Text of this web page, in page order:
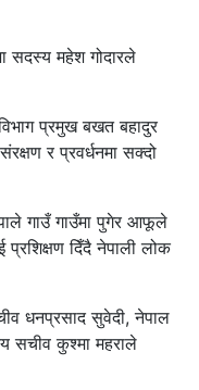
सदस्य महेश गोदारले
प्रमुख बखत बहादुर
र प्रवर्धनमा सक्दो
गाउँ गाउँमा पुगेर आफूले
प्रशिक्षण दिँदै नेपाली लोक
धनप्रसाद सुवेदी, नेपाल
सचीव कुश्मा महराले